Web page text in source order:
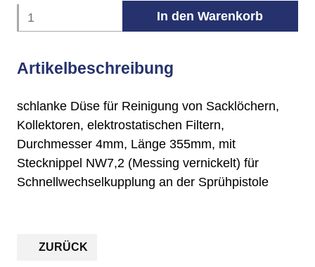
Artikelbeschreibung
schlanke Düse für Reinigung von Sacklöchern,
Kollektoren, elektrostatischen Filtern,
Durchmesser 4mm, Länge 355mm, mit
Stecknippel NW7,2 (Messing vernickelt) für
Schnellwechselkupplung an der Sprühpistole
ZURÜCK